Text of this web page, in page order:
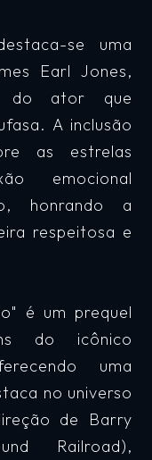
se uma
Earl Jones,
do ator que
A inclusão
as estrelas
emocional
honrando a
respeitosa e
é um prequel
do icônico
uma
no universo
de Barry
Railroad),